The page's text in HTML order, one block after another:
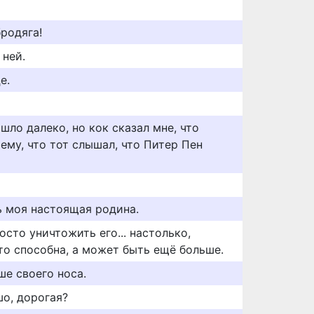
далеко, но кок сказал мне, что
что тот слышал, что Питер Пен
моя настоящая родина.
уничтожить его... настолько,
способна, а может быть ещё больше.
своего носа.
дорогая?